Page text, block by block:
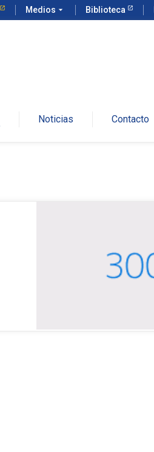
Medios arrow_drop_down Biblioteca
Noticias Contacto